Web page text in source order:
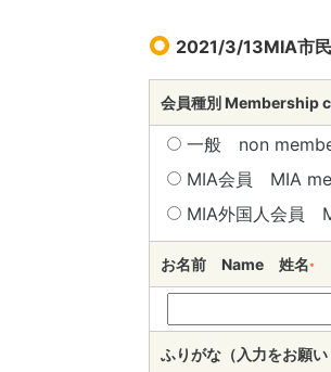
2021/3/13MIA市
会員種別 Membership
一般 non
MIA会員 MIA
MIA外国人会員
お名前 Name 姓名*
ふりがな（入力をお願